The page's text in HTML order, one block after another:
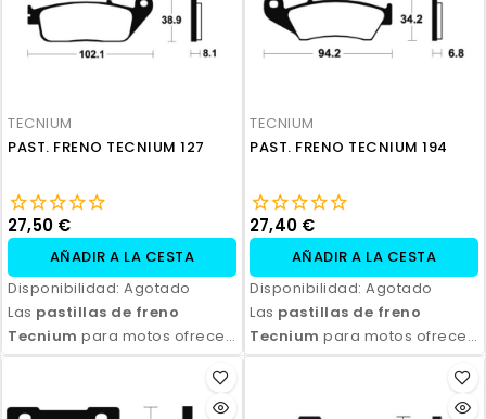
para todo tipo de
motocicletas y condiciones
de conducción. Con fácil
aseguran seguridad y control
en cada frenada.
para todo tipo de
motocicletas y condiciones
de conducción. Con fácil
aseguran seguridad y control
en cada frenada.
TECNIUM
PAST. FRENO TECNIUM 127
27,50 €
AÑADIR A LA CESTA
Disponibilidad: Agotado
Las pastillas de freno
Tecnium para motos ofrecen
un rendimiento de frenado
durabilidad y eficiencia.
TECNIUM
PAST. FRENO TECNIUM 194
27,40 €
AÑADIR A LA CESTA
Disponibilidad: Agotado
Las pastillas de freno
Tecnium para motos ofrecen
un rendimiento de frenado